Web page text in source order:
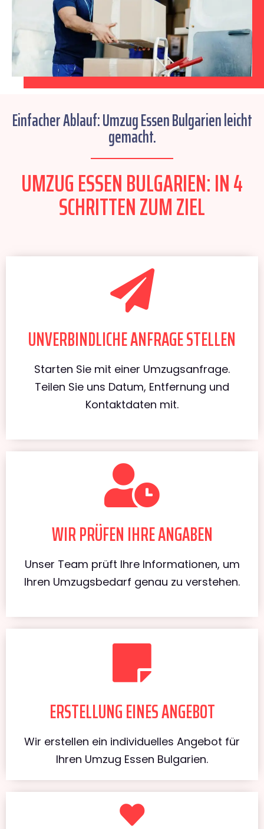
Einfacher Ablauf: Umzug Essen Bulgarien leicht
gemacht.
UMZUG ESSEN BULGARIEN: IN 4
SCHRITTEN ZUM ZIEL
UNVERBINDLICHE ANFRAGE STELLEN
Starten Sie mit einer Umzugsanfrage.
Teilen Sie uns Datum, Entfernung und
Kontaktdaten mit.
WIR PRÜFEN IHRE ANGABEN
Unser Team prüft Ihre Informationen, um
Ihren Umzugsbedarf genau zu verstehen.
ERSTELLUNG EINES ANGEBOT
Wir erstellen ein individuelles Angebot für
Ihren Umzug Essen Bulgarien.